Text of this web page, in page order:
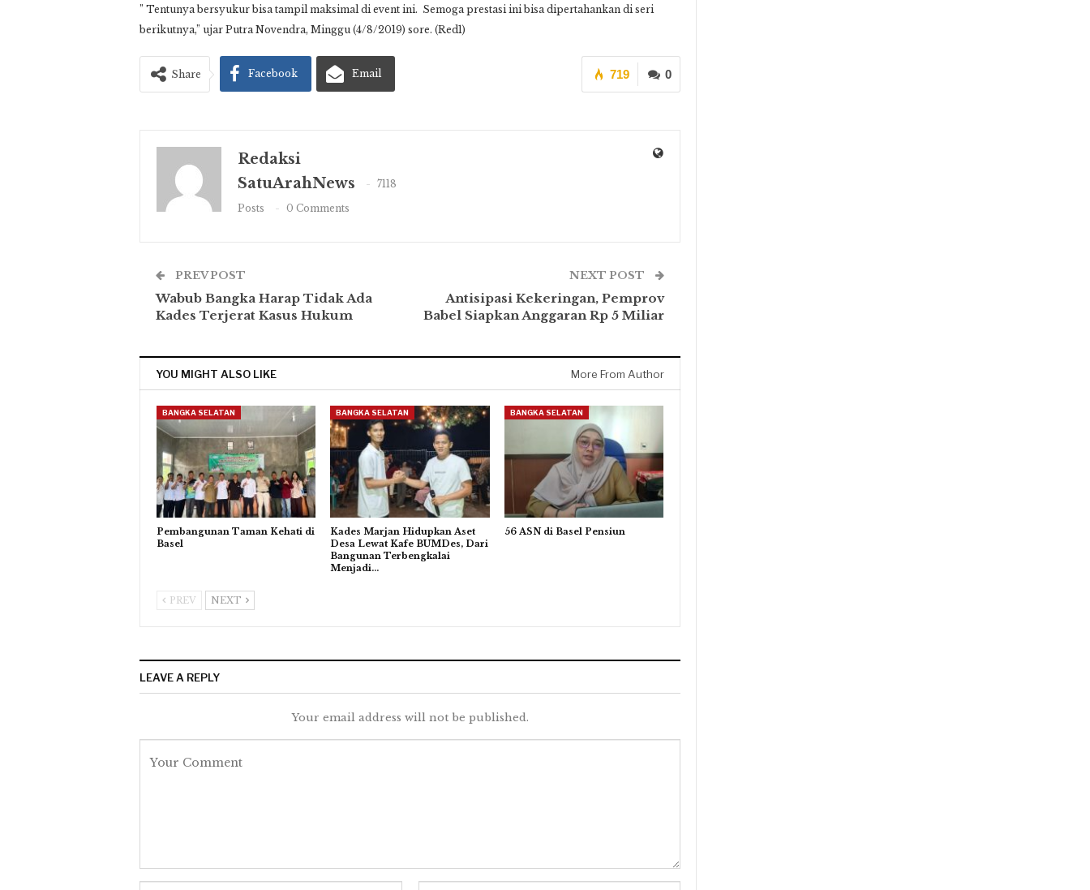
” Tentunya bersyukur bisa tampil maksimal di event ini. Semoga prestasi ini bisa dipertahankan di seri
berikutnya,” ujar Putra Novendra, Minggu (4/8/2019) sore. (Red1)
0
719
Share Facebook Email
Redaksi
SatuArahNews
7118
Posts
0 Comments
PREV POST
Wabub Bangka Harap Tidak Ada
Kades Terjerat Kasus Hukum
NEXT POST
Antisipasi Kekeringan, Pemprov
Babel Siapkan Anggaran Rp 5 Miliar
YOU MIGHT ALSO LIKE More From Author
BANGKA SELATAN
Pembangunan Taman Kehati di
Basel
BANGKA SELATAN
Kades Marjan Hidupkan Aset
Desa Lewat Kafe BUMDes, Dari
Bangunan Terbengkalai
Menjadi…
BANGKA SELATAN
56 ASN di Basel Pensiun
PREV NEXT
LEAVE A REPLY
Your email address will not be published.